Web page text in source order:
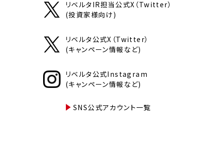
リベルタIR担当公式X（Twitter）
(投資家様向け)
リベルタ公式X（Twitter）
(キャンペーン情報など)
リベルタ公式Instagram
(キャンペーン情報など)
SNS公式アカウント一覧